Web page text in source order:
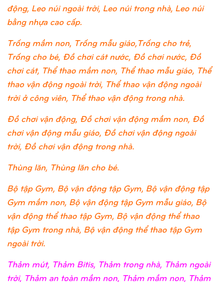
động, Leo núi ngoài trời, Leo núi trong nhà, Leo núi
bằng nhựa cao cấp.
Trống mầm non, Trống mẫu giáo,Trống cho trẻ,
Trống cho bé, Đồ chơi cát nước, Đồ chơi nước, Đồ
chơi cát, Thể thao mầm non, Thể thao mẫu giáo, Thể
thao vận động ngoài trời, Thể thao vận động ngoài
trời ở công viên, Thể thao vận động trong nhà.
Đồ chơi vận động, Đồ chơi vận động mầm non, Đồ
chơi vận động mẫu giáo, Đồ chơi vận động ngoài
trời, Đồ chơi vận động trong nhà.
Thùng lăn, Thùng lăn cho bé.
Bộ tập Gym, Bộ vận động tập Gym, Bộ vận động tập
Gym mầm non, Bộ vận động tập Gym mẫu giáo, Bộ
vận động thể thao tập Gym, Bộ vận động thể thao
tập Gym trong nhà, Bộ vận động thể thao tập Gym
ngoài trời.
Thảm mút, Thảm Bitis, Thảm trong nhà, Thảm ngoài
trời, Thảm an toàn mầm non, Thảm mầm non, Thảm